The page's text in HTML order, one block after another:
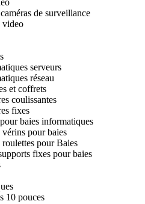
de surveillance
video
serveurs
réseau
et coffrets
coulissantes
fixes
baies informatiques
pour baies
pour Baies
fixes pour baies
10 pouces